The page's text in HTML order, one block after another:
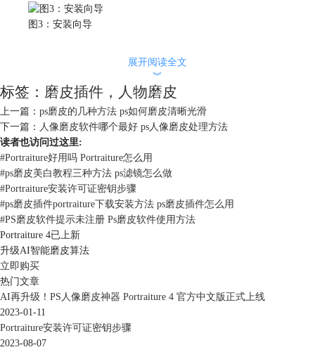
图3：安装向导
图4：同意协议
接着，让安装向导自行完成安装程序。
展开阅读全文
︾
标签： 磨皮插件 ， 人物磨皮
上一篇： ps磨皮的几种方法 ps如何磨皮清晰光滑
下一篇： 人像磨皮软件哪个最好 ps人像磨皮处理方法
读者也访问过这里:
#Portraiture好用吗 Portraiture怎么用
#ps磨皮美白教程三种方法 ps滤镜怎么做
#Portraiture安装许可证密钥步骤
#ps磨皮插件portraiture下载安装方法 ps磨皮插件怎么用
#PS磨皮软件提示未注册 Ps磨皮软件使用方法
Portraiture 4已上新
升级AI智能磨皮算法
立即购买
热门文章
AI再升级！PS人像磨皮神器 Portraiture 4 官方中文版正式上线
2023-01-11
Portraiture安装许可证密钥步骤
2023-08-07